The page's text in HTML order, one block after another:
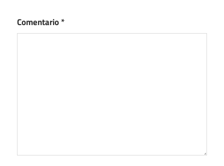
Comentario*